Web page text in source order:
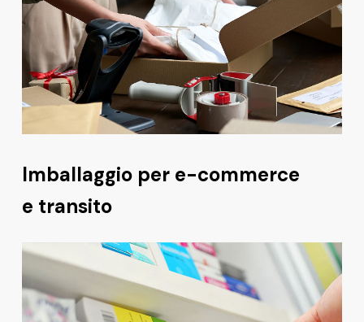
Imballaggio per e-commerce
e transito